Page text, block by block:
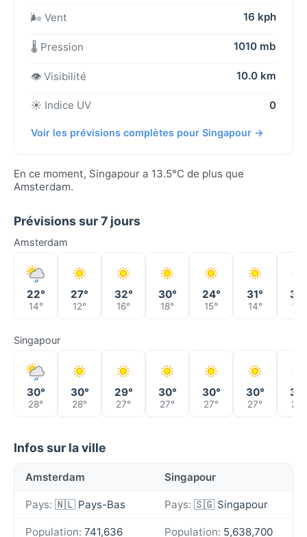
🌬️ Vent
16 kph
🌡️ Pression 1010 mb
👁️ Visibilité 10.0 km
☀️ Indice UV 0
Voir les prévisions complètes pour Singapour →
En ce moment, Singapour a 13.5°C de plus que
Amsterdam.
Prévisions sur 7 jours
Amsterdam
22°
14°
27°
12°
32°
16°
30°
18°
24°
15°
31°
14° 19°
Singapour
30°
28°
30°
28°
29°
27°
30°
27°
30°
27°
30°
27° 27°
Infos sur la ville
Amsterdam Singapour
Pays: 🇳🇱 Pays-Bas Pays: 🇸🇬 Singapour
Population: 741,636 Population: 5,638,700